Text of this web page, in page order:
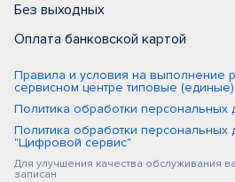
Без выходных
Оплата банковской картой
Правила и условия на выполнение
сервисном центре типовые (единые)
Политика обработки персональных
Политика обработки
"Цифровой сервис"
Для улучшения качества обслуживания
записан